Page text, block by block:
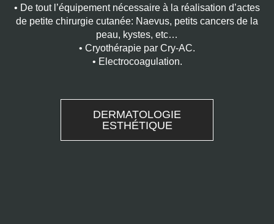
• De tout l’équipement nécessaire à la réalisation d’actes
de petite chirurgie cutanée: Naevus, petits cancers de la
peau, kystes, etc…
• Cryothérapie par Cry-AC.
• Electrocoagulation.
DERMATOLOGIE
ESTHÉTIQUE